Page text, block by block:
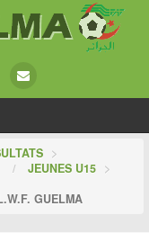
>
JEUNES U15 >
GUELMA